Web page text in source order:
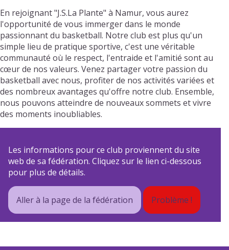
En rejoignant "J.S.La Plante" à Namur, vous aurez
l'opportunité de vous immerger dans le monde
passionnant du basketball. Notre club est plus qu'un
simple lieu de pratique sportive, c'est une véritable
communauté où le respect, l'entraide et l'amitié sont au
cœur de nos valeurs. Venez partager votre passion du
basketball avec nous, profiter de nos activités variées et
des nombreux avantages qu'offre notre club. Ensemble,
nous pouvons atteindre de nouveaux sommets et vivre
des moments inoubliables.
Les informations pour ce club proviennent du site
web de sa fédération. Cliquez sur le lien ci-dessous
pour plus de détails.
Aller à la page de la fédération Problème !